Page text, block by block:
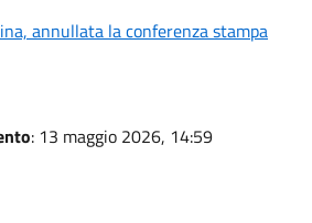
annullata la conferenza stampa
: 13 maggio 2026, 14:59